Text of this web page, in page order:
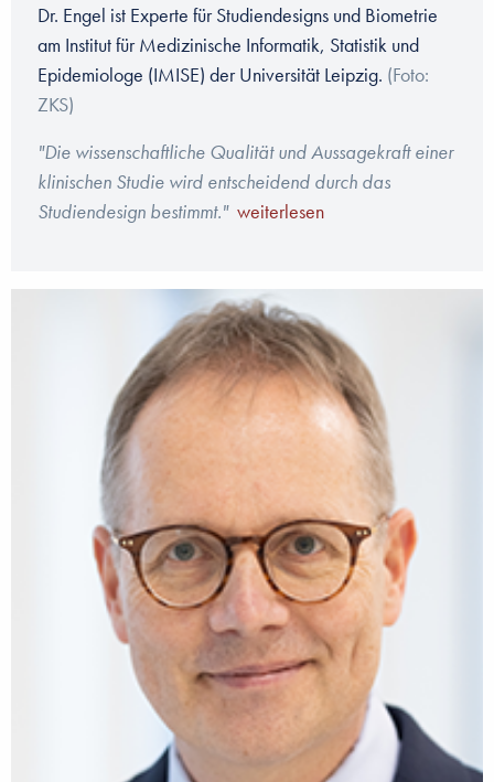
Dr. Engel ist Experte für Studiendesigns und Biometrie
am Institut für Medizinische Informatik, Statistik und
Epidemiologe (IMISE) der Universität Leipzig. (Foto:
ZKS)
"Die wissenschaftliche Qualität und Aussagekraft einer
klinischen Studie wird entscheidend durch das
Studiendesign bestimmt." weiterlesen